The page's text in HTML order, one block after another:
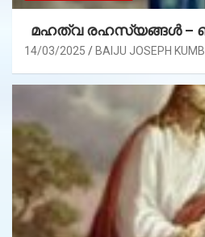
മഹത്വ രഹസ്യങ്ങള്‍ –
14/03/2025 BAIJU JOSEPH